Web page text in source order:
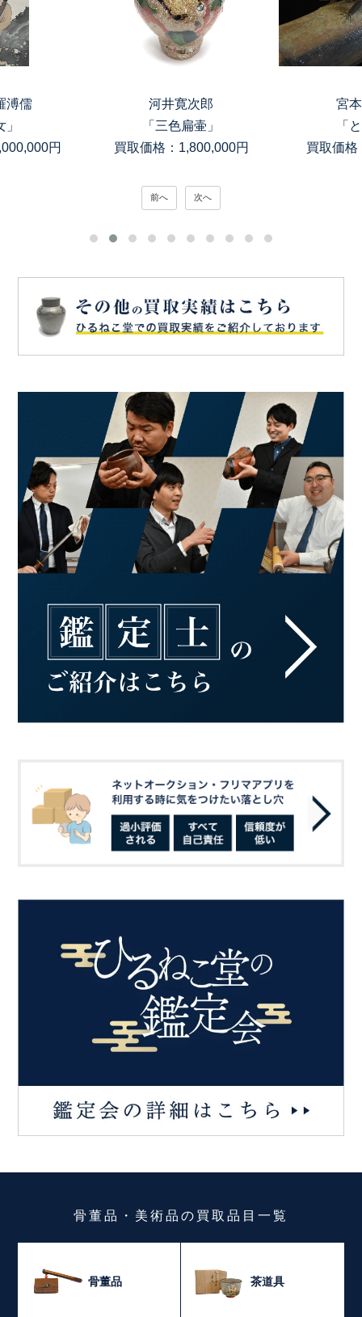
溥儒
円
河井寛次郎
「三色扁壷」
買取価格：1,800,000円
宮
「
買取価格
前へ 次へ
骨董品・美術品の買取品目一覧
骨董品 茶道具